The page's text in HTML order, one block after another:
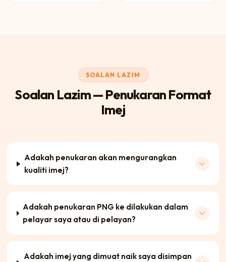
SOALAN LAZIM
Soalan Lazim — Penukaran Format
Imej
Adakah penukaran akan mengurangkan
kualiti imej?
Adakah penukaran PNG ke dilakukan dalam
pelayar saya atau di pelayan?
Adakah imej yang dimuat naik saya disimpan